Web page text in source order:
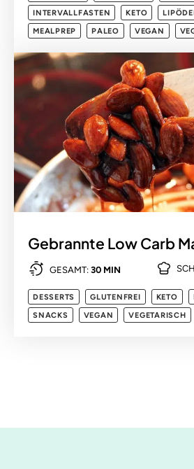
INTERVALLFASTEN
KETO
MEALPREP
PALEO VEGAN
Gebrannte Low Carb
GESAMT: 30 MIN
DESSERTS GLUTENFREI KETO
SNACKS
VEGAN VEGETARISCH